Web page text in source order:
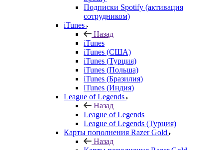
Подписки Spotify (активация
сотрудником)
iTunes
Назад
iTunes
iTunes (США)
iTunes (Турция)
iTunes (Польша)
iTunes (Бразилия)
iTunes (Индия)
League of Legends
Назад
League of Legends
League of Legends (Турция)
Карты пополнения Razer Gold
Назад